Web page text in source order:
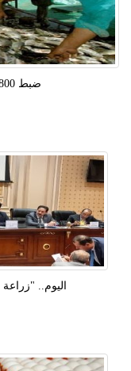
ضبط 800 كيلو أسماك مهربة من بحيرة
اليوم..